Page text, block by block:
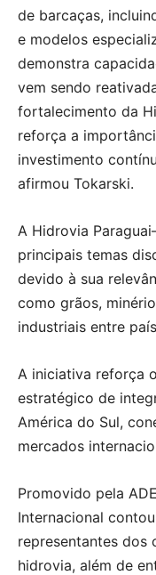
de barcaças,
e modelos
demonstra
vem sendo
fortalecimento da
reforça a
investimento
afirmou Tokarski.
A Hidrovia
principais temas
devido à sua
como grãos,
industriais entre
A iniciativa reforça
estratégico de
América do Sul,
mercados
Promovido pela
Internacional
representantes dos
hidrovia, além de